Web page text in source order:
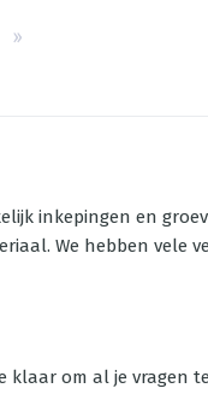
››
inkepingen en
We hebben vele
klaar om al je vragen